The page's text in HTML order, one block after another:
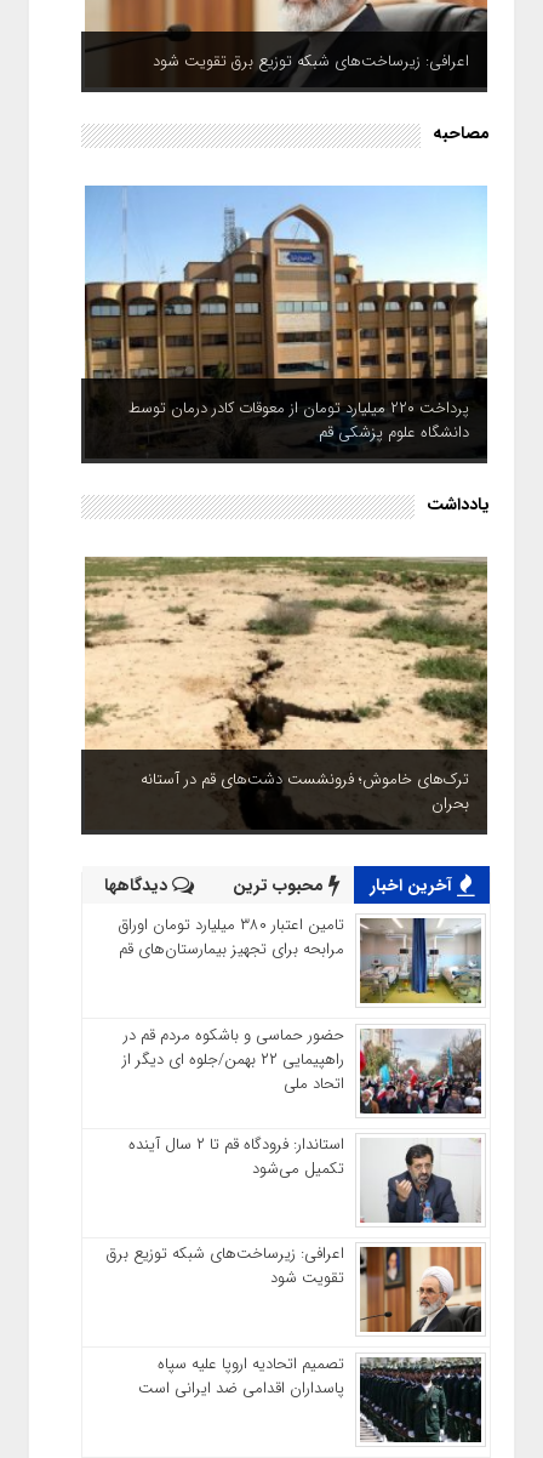
اعرافی: زیرساخت‌های شبکه توزیع برق تقویت شود
مصاحبه
پرداخت ۲۲۰ میلیارد تومان از معوقات کادر درمان توسط
دانشگاه علوم پزشکی قم
یادداشت
ترک‌های خاموش؛ فرونشست دشت‌های قم در آستانه
بحران
آخرین اخبار محبوب ترین دیدگاهها
تامین اعتبار ۳۸۰ میلیارد تومان اوراق
مرابحه برای تجهیز بیمارستان‌های قم
حضور حماسی و باشکوه مردم قم در
راهپیمایی ۲۲ بهمن/جلوه ای دیگر از
اتحاد ملی
استاندار: فرودگاه قم تا ۲ سال آینده
تکمیل می‌شود
اعرافی: زیرساخت‌های شبکه توزیع برق
تقویت شود
تصمیم اتحادیه اروپا علیه سپاه
پاسداران اقدامی ضد ایرانی است